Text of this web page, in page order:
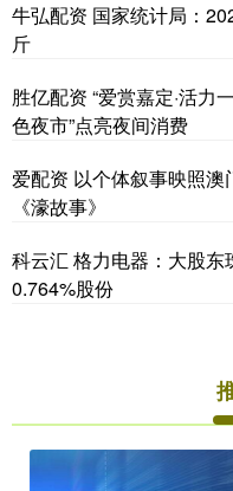
牛弘配资 国家统计局：
斤
胜亿配资 “爱赏嘉定·活力
色夜市”点亮夜间消费
爱配资 以个体叙事映照
《濠故事》
科云汇 格力电器：大股
0.764%股份